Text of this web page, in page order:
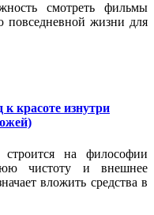
смотреть фильмы
повседневной жизни для
красоте изнутри
строится на философии
чистоту и внешнее
вложить средства в